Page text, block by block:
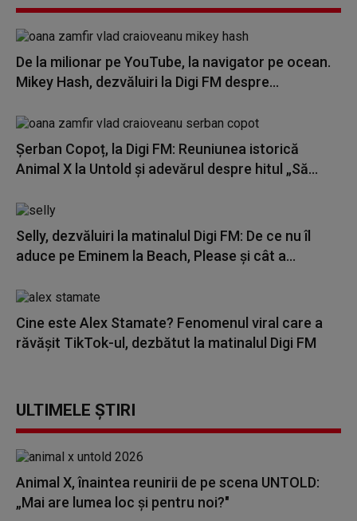
De la milionar pe YouTube, la navigator pe ocean.
Mikey Hash, dezvăluiri la Digi FM despre...
Șerban Copoț, la Digi FM: Reuniunea istorică
Animal X la Untold și adevărul despre hitul „Să...
Selly, dezvăluiri la matinalul Digi FM: De ce nu îl
aduce pe Eminem la Beach, Please și cât a...
Cine este Alex Stamate? Fenomenul viral care a
răvășit TikTok-ul, dezbătut la matinalul Digi FM
ULTIMELE ȘTIRI
Animal X, înaintea reunirii de pe scena UNTOLD:
„Mai are lumea loc și pentru noi?"